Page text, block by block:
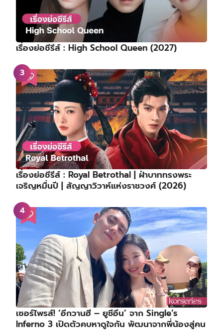
เรื่องย่อซีรีส์ : High School Queen (2027)
เรื่องย่อซีรีส์ : Royal Betrothal | ฝ่าบาททรงพระ
เจริญหมื่นปี | สัญญาวิวาห์แห่งราชวงศ์ (2026)
เซอร์ไพรส์! ‘อีกวานฮี – ยูชีอึน’ จาก Single’s
Inferno 3 เปิดตัวคบหาดูใจกัน พัฒนาจากพี่น้องสู่คน